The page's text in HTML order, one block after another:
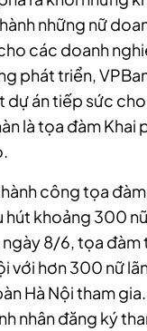
những nữ
các doanh
phát triển,
dự án tiếp sức
là tọa đàm Khai
công tọa đàm
hút khoảng 300
8/6, tọa
với hơn 300 nữ
Hà Nội tham
nhân đăng ký